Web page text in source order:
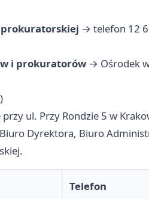
→ telefon 12
i prokuratorów → Ośrodek
przy ul. Przy Rondzie 5 w
Dyrektora, Biuro
Telefon